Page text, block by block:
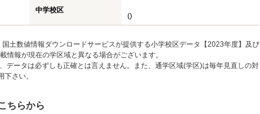
中学校区
()
土数値情報ダウンロードサービスが提供する小学校区データ【2023年度】及び
報が現在の学区域と異なる場合がございます。
データは必ずしも正確とは言えません。また、通学区域(学区)は毎年見直しの対
さい。
ちらから